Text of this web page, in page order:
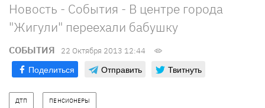
Новость - События - В центре города
"Жигули" переехали бабушку
СОБЫТИЯ 22 Октября 2013 12:44
Поделиться Отправить Твитнуть
ДТП ПЕНСИОНЕРЫ